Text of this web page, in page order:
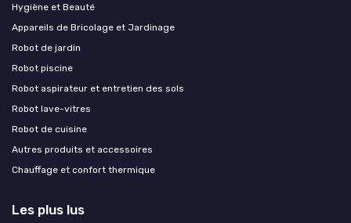
Hygiène et Beauté
Appareils de Bricolage et Jardinage
Robot de jardin
Robot piscine
Robot aspirateur et entretien des sols
Robot lave-vitres
Robot de cuisine
Autres produits et accessoires
Chauffage et confort thermique
Les plus lus